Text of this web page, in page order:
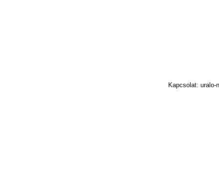
Kapcsolat: uralo-